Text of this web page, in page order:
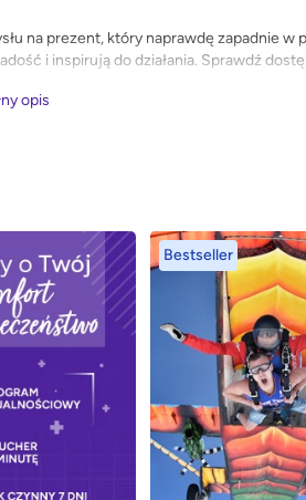
na prezent, który naprawdę zapadnie
i inspirują do działania. Sprawdź
opis
Bestseller